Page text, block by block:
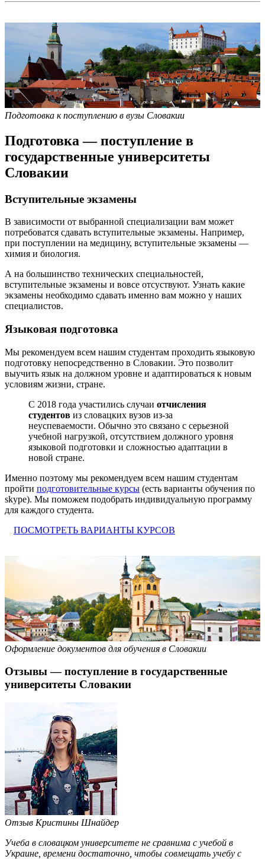
Подготовка к поступлению в вузы Словакии
Подготовка — поступление в
государственные университеты
Словакии
Вступительные экзамены
В зависимости от выбранной специализации вам может
потребоватся сдавать вступительные экзамены. Например,
при поступлении на медицину, вступительные экзамены —
химия и биология.
А на большинство технических специальностей,
вступительные экзамены и вовсе отсуствуют. Узнать какие
экзамены необходимо сдавать именно вам можно у наших
специалистов.
Языковая подготовка
Мы рекомендуем всем нашим студентам проходить языковую
подготовку непосредственно в Словакии. Это позволит
выучить язык на должном уровне и адаптироваться к новым
условиям жизни, стране.
С 2018 года участились случаи отчисления
студентов из словацких вузов из-за
неуспеваемости. Обычно это связано с серьезной
учебной нагрузкой, отсутствием должного уровня
языковой подготовки и сложностью адаптации в
новой стране.
Именно поэтому мы рекомендуем всем нашим студентам
пройти подготовительные курсы (есть варианты обучения по
skype). Мы поможем подобрать индивидуальную программу
для каждого студента.
ПОСМОТРЕТЬ ВАРИАНТЫ КУРСОВ
Оформление документов для обучения в Словакии
Отзывы — поступление в государственные
университеты Словакии
Отзыв Кристины Шнайдер
Учеба в словацком университете не сравнима с учебой в
Украине, времени достаточно, чтобы совмещать учебу с